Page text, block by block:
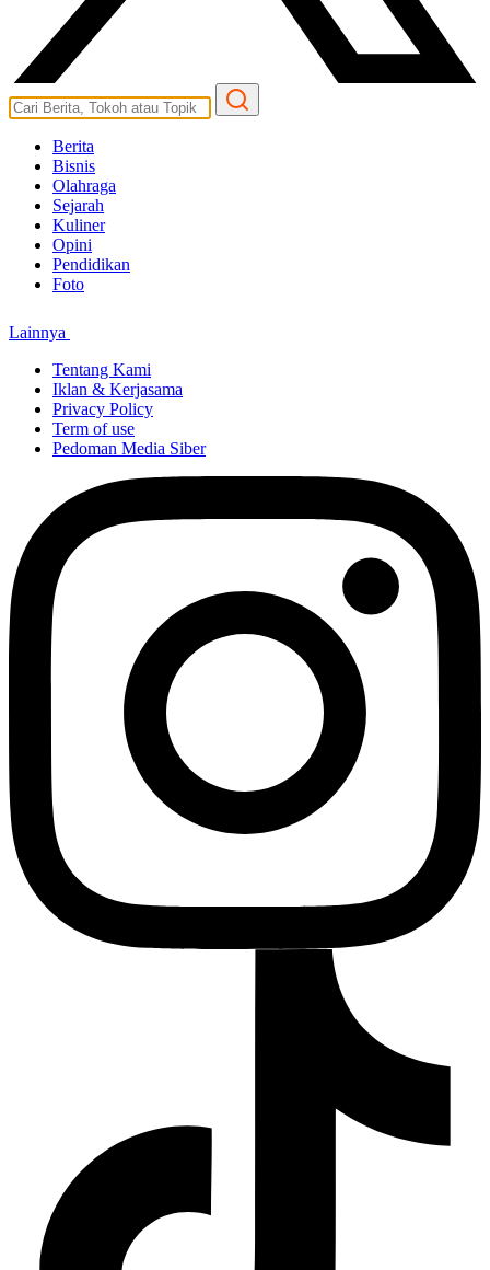
Berita
Bisnis
Olahraga
Sejarah
Kuliner
Opini
Pendidikan
Foto
Lainnya
Tentang Kami
Iklan & Kerjasama
Privacy Policy
Term of use
Pedoman Media Siber